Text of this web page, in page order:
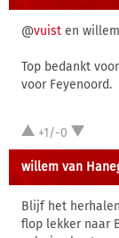
@vuist en
Top bedankt
voor Feyenoord.
+1/-0
willem van
Blijf het
flop lekker naar